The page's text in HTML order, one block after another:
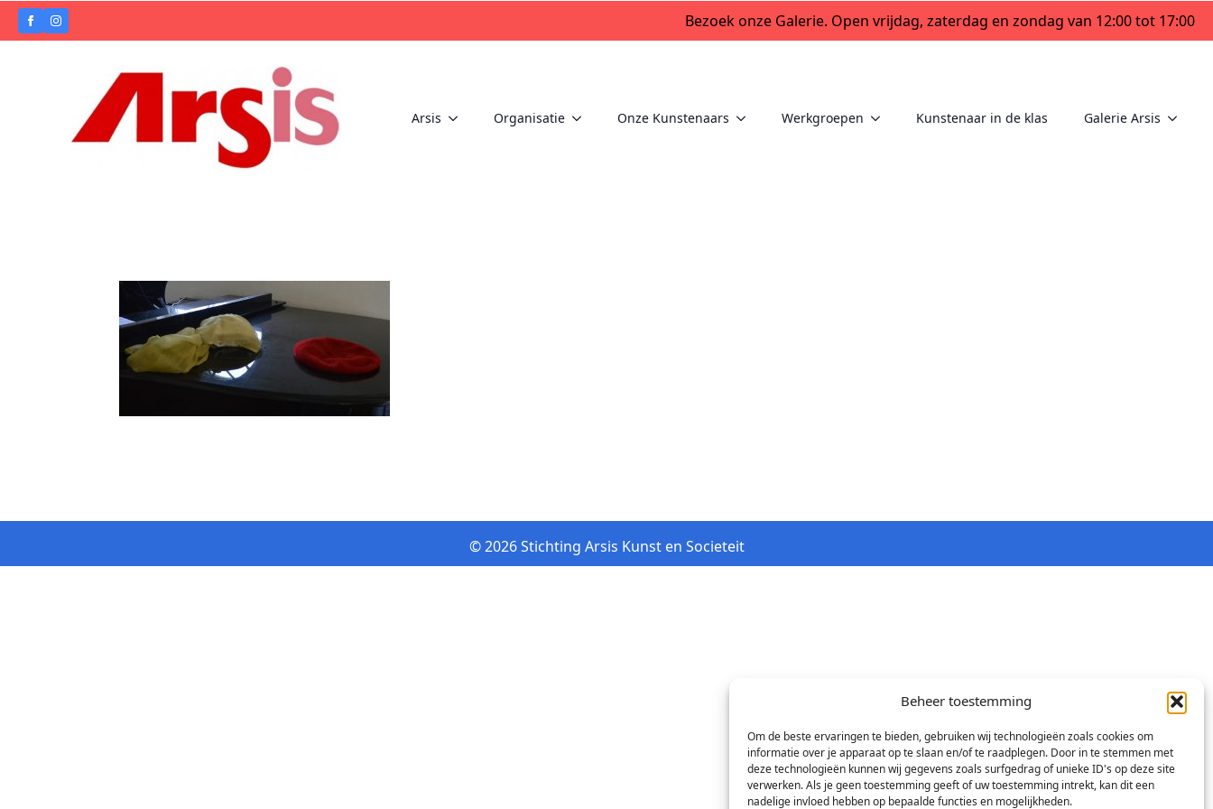
Beheer toestemming
Om de beste ervaringen te bieden, gebruiken wij technologieën zoals cookies om
informatie over je apparaat op te slaan en/of te raadplegen. Door in te stemmen met
deze technologieën kunnen wij gegevens zoals surfgedrag of unieke ID's op deze site
verwerken. Als je geen toestemming geeft of uw toestemming intrekt, kan dit een
nadelige invloed hebben op bepaalde functies en mogelijkheden.
Bezoek onze Galerie. Open vrijdag, zaterdag en zondag van 12:00 tot 17:00
Arsis Organisatie Onze Kunstenaars Werkgroepen Kunstenaar in de klas Galerie Arsis
© 2026 Stichting Arsis Kunst en Societeit